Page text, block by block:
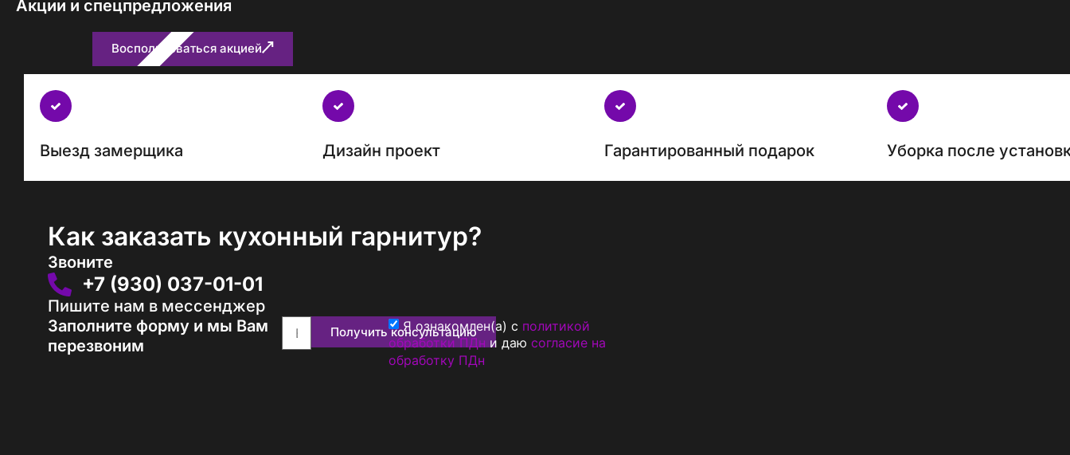
Акции и спецпредложения
Воспользоваться акцией
каждым
проектом
Выезд замерщика Дизайн проект Гарантированный подарок Уборка после
Как заказать кухонный гарнитур?
Звоните
+7 (930) 037-01-01
Пишите нам в мессенджер
Заполните форму и мы Вам
перезвоним
Получить консультацию
Я ознакомлен(а) с политикой
обработки ПДн и даю согласие на
обработку ПДн